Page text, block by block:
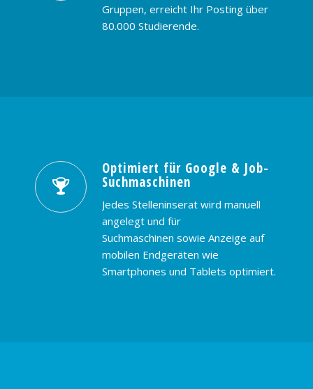
Gruppen, erreicht Ihr Posting über
80.000 Studierende.
Optimiert für Google & Job-
Suchmaschinen
Jedes Stelleninserat wird manuell
angelegt und für
Suchmaschinen sowie Anzeige auf
mobilen Endgeräten wie
Smartphones und Tablets optimiert.